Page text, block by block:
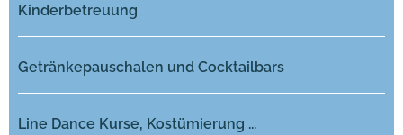
Kinderbetreuung
Getränkepauschalen und Cocktailbars
Line Dance Kurse, Kostümierung ...